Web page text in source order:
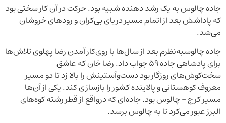
جاده چالوس به یک رشد دهنده شبیه بود. حرکت در آن کار سختی بود
که پاداشش بعد از اتمام مسیر دریای بی‌کران و رودهای خروشان
می‌شد.
جاده چالوسبه‌نظرم بعد از سال‌ها با روی‌کار آمدن رضا پهلوی تلاش‌ها
برای پادشاهی جاده 59 جواب داد. رضا خان که عاشق
سخت‌کوش‌های روزگار بود دست‌و‌آستینش را بالا زد تا دو مسیر
معروف کوهستانی و پالاینده کشور را بازسازی کند. یکی از آن‌ها
مسیر کرج – چالوس بود. جاده‌ای که درواقع از قطر رشته کوه‌های
البرز عبور می‌کرد تا به چالوس برسد.